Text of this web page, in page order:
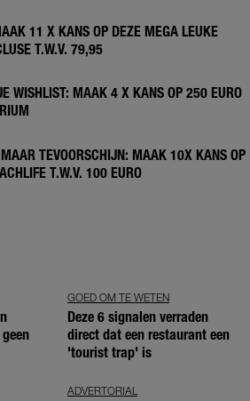
11 X KANS OP DEZE MEGA LEUKE
T.W.V. 79,95
WISHLIST: MAAK 4 X KANS OP 250 EURO
TEVOORSCHIJN: MAAK 10X KANS OP
T.W.V. 100 EURO
GOED OM TE WETEN
Deze 6 signalen verraden
direct dat een restaurant een
'tourist trap' is
ADVERTORIAL